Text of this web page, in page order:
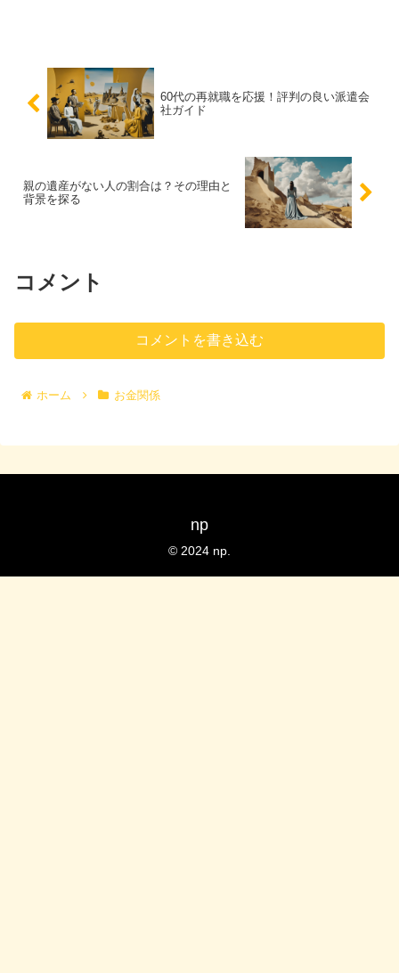
60代の再就職を応援！評判の良い派遣会
社ガイド
親の遺産がない人の割合は？その理由と
背景を探る
コメント
コメントを書き込む
ホーム お金関係
np
© 2024 np.